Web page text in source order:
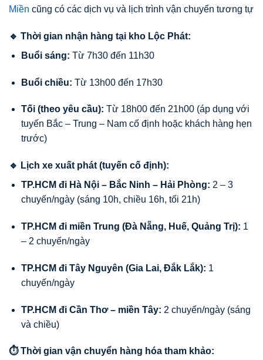
Miền cũng có các dịch vụ và lịch trình vận chuyển tương tự
🔹 Thời gian nhận hàng tại kho Lộc Phát:
Buổi sáng: Từ 7h30 đến 11h30
Buổi chiều: Từ 13h00 đến 17h30
Tối (theo yêu cầu): Từ 18h00 đến 21h00 (áp dụng với
tuyến Bắc – Trung – Nam cố định hoặc khách hàng hẹn
trước)
🔹 Lịch xe xuất phát (tuyến cố định):
TP.HCM đi Hà Nội – Bắc Ninh – Hải Phòng: 2 – 3
chuyến/ngày (sáng 10h, chiều 16h, tối 21h)
TP.HCM đi miền Trung (Đà Nẵng, Huế, Quảng Trị): 1
– 2 chuyến/ngày
TP.HCM đi Tây Nguyên (Gia Lai, Đắk Lắk): 1
chuyến/ngày
TP.HCM đi Cần Thơ – miền Tây: 2 chuyến/ngày (sáng
và chiều)
⏱️ Thời gian vận chuyển hàng hóa tham khảo: